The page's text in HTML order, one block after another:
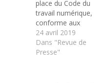
place du Code du
travail numérique,
conforme aux
ordonnances Pénicaud,
a pour ambition de
faciliter l’accès au droit
24 avril 2019
Dans "Revue de
Presse"